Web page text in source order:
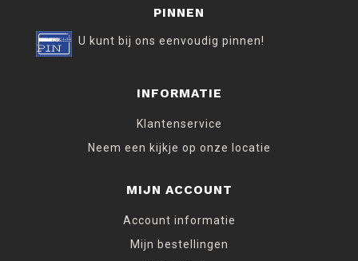
PINNEN
U kunt bij ons eenvoudig pinnen!
INFORMATIE
Klantenservice
Neem een kijkje op onze locatie
MIJN ACCOUNT
Account informatie
Mijn bestellingen